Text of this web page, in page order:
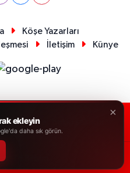
Köşe Yazarları
İletişim Künye
Her hakkı saklıdır.
×
ekleyin
daha sık görün.